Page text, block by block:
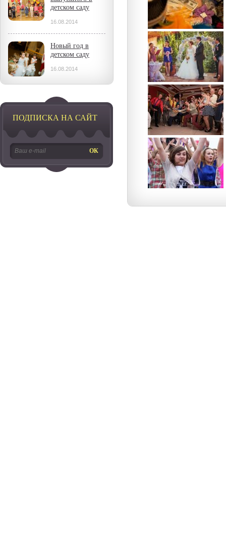
детском саду
16.08.2014
Новый год в
детском саду
16.08.2014
ПОДПИСКА НА САЙТ